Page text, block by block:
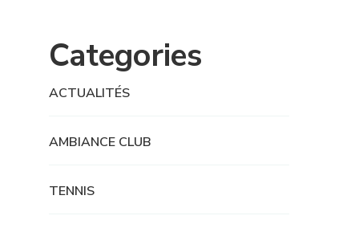
Categories
ACTUALITÉS
AMBIANCE CLUB
TENNIS